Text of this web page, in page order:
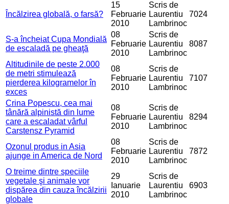
Încălzirea globală, o farsă?
15
Februarie
2010
Scris de
Laurentiu
Lambrinoc
7024
S-a încheiat Cupa Mondială
de escaladă pe gheaţă
08
Februarie
2010
Scris de
Laurentiu
Lambrinoc
8087
Altitudinile de peste 2.000
de metri stimulează
pierderea kilogramelor în
exces
08
Februarie
2010
Scris de
Laurentiu
Lambrinoc
7107
Crina Popescu, cea mai
tânără alpinistă din lume
care a escaladat vârful
Carstensz Pyramid
08
Februarie
2010
Scris de
Laurentiu
Lambrinoc
8294
Ozonul produs in Asia
ajunge in America de Nord
08
Februarie
2010
Scris de
Laurentiu
Lambrinoc
7872
O treime dintre speciile
vegetale şi animale vor
dispărea din cauza încălzirii
globale
29
Ianuarie
2010
Scris de
Laurentiu
Lambrinoc
6903